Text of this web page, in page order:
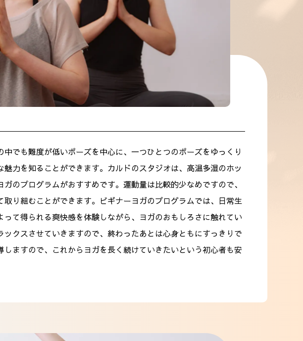
でも難度が低いポーズを中心に、一つひとつのポーズをゆっくり
力を知ることができます。カルドのスタジオは、高温多湿のホッ
のプログラムがおすすめです。運動量は比較的少なめですので、
り組むことができます。ビギナーヨガのプログラムでは、日常生
て得られる爽快感を体験しながら、ヨガのおもしろさに触れてい
クスさせていきますので、終わったあとは心身ともにすっきりで
ますので、これからヨガを長く続けていきたいという初心者も安